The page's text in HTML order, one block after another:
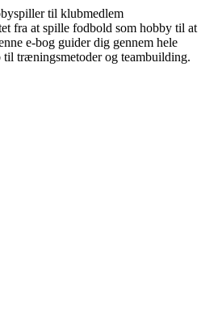
til klubmedlem
fra at spille fodbold som hobby til at
e-bog guider dig gennem hele
til træningsmetoder og teambuilding.